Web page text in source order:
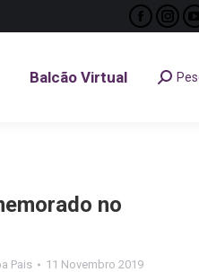
opens
Balcão Virtual
no
Pais 11 Novembro 2019
Balcão Virtual